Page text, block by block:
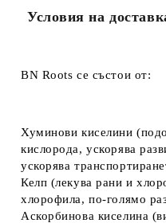
Условия на
BN Roots се състои от:
Хуминови киселини
кислорода, ускорява
ускорява
Келп (лекува рани и
хлорофила, по-голямо
Аскорбинова киселина